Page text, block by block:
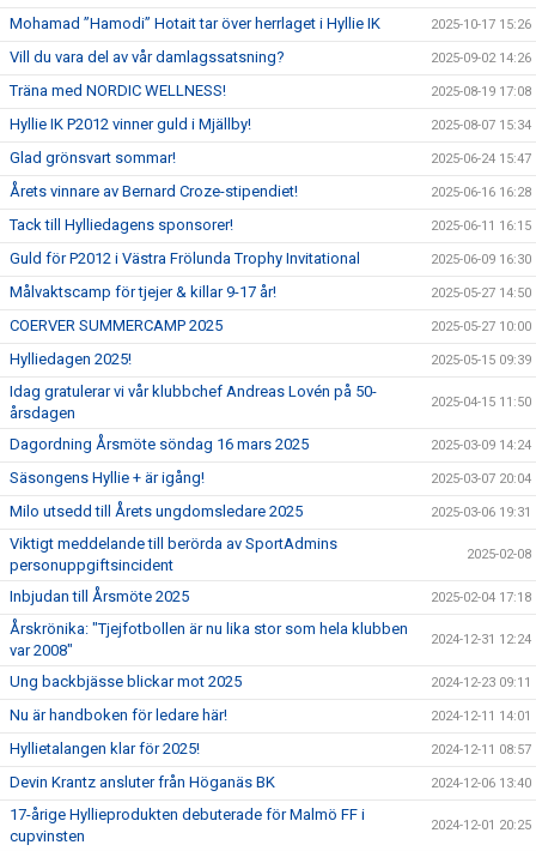
Mohamad ”Hamodi” Hotait tar över herrlaget i Hyllie IK 2025-10-17 15:26
Vill du vara del av vår damlagssatsning? 2025-09-02 14:26
Träna med NORDIC WELLNESS! 2025-08-19 17:08
Hyllie IK P2012 vinner guld i Mjällby! 2025-08-07 15:34
Glad grönsvart sommar! 2025-06-24 15:47
Årets vinnare av Bernard Croze-stipendiet! 2025-06-16 16:28
Tack till Hylliedagens sponsorer! 2025-06-11 16:15
Guld för P2012 i Västra Frölunda Trophy Invitational 2025-06-09 16:30
Målvaktscamp för tjejer & killar 9-17 år! 2025-05-27 14:50
COERVER SUMMERCAMP 2025 2025-05-27 10:00
Hylliedagen 2025! 2025-05-15 09:39
Idag gratulerar vi vår klubbchef Andreas Lovén på 50-
årsdagen
2025-04-15 11:50
Dagordning Årsmöte söndag 16 mars 2025 2025-03-09 14:24
Säsongens Hyllie + är igång! 2025-03-07 20:04
Milo utsedd till Årets ungdomsledare 2025 2025-03-06 19:31
Viktigt meddelande till berörda av SportAdmins
personuppgiftsincident
2025-02-08
Inbjudan till Årsmöte 2025 2025-02-04 17:18
Årskrönika: "Tjejfotbollen är nu lika stor som hela klubben
var 2008"
2024-12-31 12:24
Ung backbjässe blickar mot 2025 2024-12-23 09:11
Nu är handboken för ledare här! 2024-12-11 14:01
Hyllietalangen klar för 2025! 2024-12-11 08:57
Devin Krantz ansluter från Höganäs BK 2024-12-06 13:40
17-årige Hyllieprodukten debuterade för Malmö FF i
cupvinsten
2024-12-01 20:25